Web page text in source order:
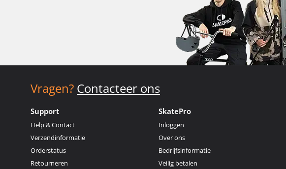
Vragen? Contacteer ons
Support
Help & Contact
Verzendinformatie
Orderstatus
Retourneren
SkatePro
Inloggen
Over ons
Bedrijfsinformatie
Veilig betalen